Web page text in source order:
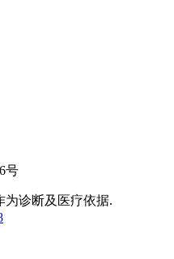
号
为诊断及医疗依据.